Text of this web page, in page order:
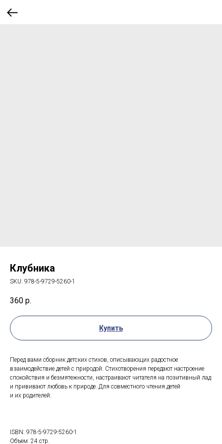
Клубника
SKU: 978-5-9729-5260-1
360 р.
Купить
Перед вами сборник детских стихов, описывающих радостное
взаимодействие детей с природой. Стихотворения передают настроение
спокойствия и безмятежности, настраивают читателя на позитивный лад
и прививают любовь к природе. Для совместного чтения детей
и их родителей.
ISBN: 978-5-9729-5260-1
Объем: 24 стр.